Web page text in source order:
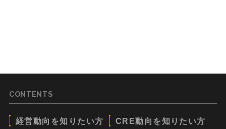
CONTENTS
経営動向を知りたい方 CRE動向を知りたい方